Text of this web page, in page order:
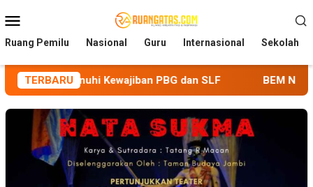
ke
kontenMobile
Ruang Pemilu Nasional Guru Internasional Sekolah
TERBARU
Penuhi Kewajiban PBG dan SLF BEM Nusantara